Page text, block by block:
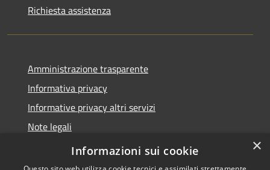
Richiesta assistenza
Amministrazione trasparente
Informativa privacy
Informative privacy altri servizi
Note legali
Dichiarazione di accessibilità
×
Informazioni sui cookie